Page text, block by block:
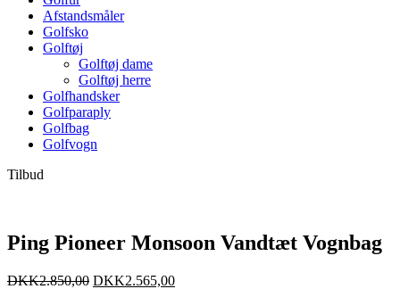
Afstandsmåler
Golfsko
Golftøj
Golftøj dame
Golftøj herre
Golfhandsker
Golfparaply
Golfbag
Golfvogn
Tilbud
Ping Pioneer Monsoon Vandtæt Vognbag
DKK2.850,00 DKK2.565,00